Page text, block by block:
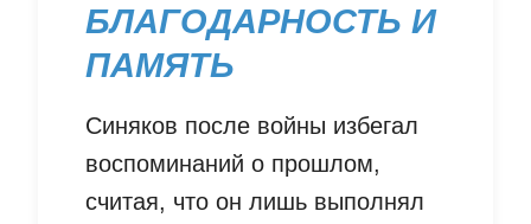
БЛАГОДАРНОСТЬ И
ПАМЯТЬ
Синяков после войны избегал
воспоминаний о прошлом,
считая, что он лишь выполнял